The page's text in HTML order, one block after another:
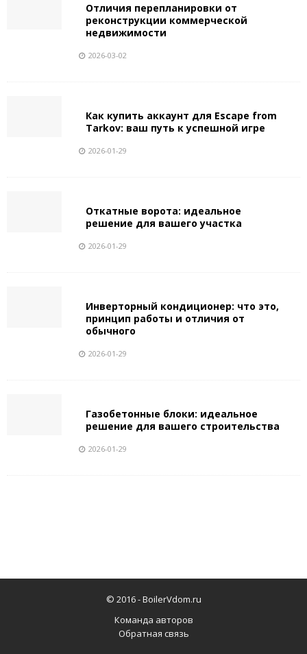
Отличия перепланировки от
реконструкции коммерческой
недвижимости
2026-03-02
Как купить аккаунт для Escape from
Tarkov: ваш путь к успешной игре
2026-01-29
Откатные ворота: идеальное
решение для вашего участка
2026-01-29
Инверторный кондиционер: что это,
принцип работы и отличия от
обычного
2026-01-29
Газобетонные блоки: идеальное
решение для вашего строительства
2026-01-29
© 2016 -BoilerVdom.ru
Команда авторов
Обратная связь